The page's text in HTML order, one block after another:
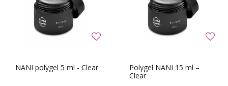
NANI polygel 5 ml - Clear
Polygel NANI 15 ml –
Clear